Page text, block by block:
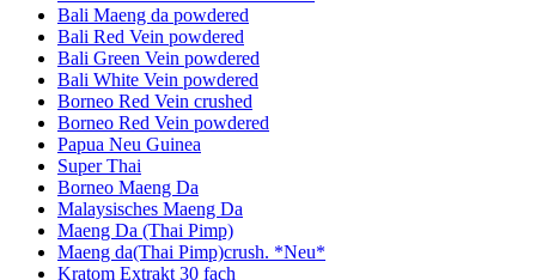
Bali Maeng da powdered
Bali Red Vein powdered
Bali Green Vein powdered
Bali White Vein powdered
Borneo Red Vein crushed
Borneo Red Vein powdered
Papua Neu Guinea
Super Thai
Borneo Maeng Da
Malaysisches Maeng Da
Maeng Da (Thai Pimp)
Maeng da(Thai Pimp)crush. *Neu*
Kratom Extrakt 30 fach